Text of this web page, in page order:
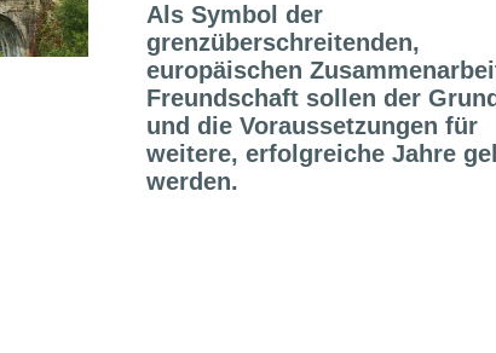
Als Symbol der
grenzüberschreitenden,
europäischen
Freundschaft sollen der
und die Voraussetzungen für
weitere, erfolgreiche Jahre
werden.